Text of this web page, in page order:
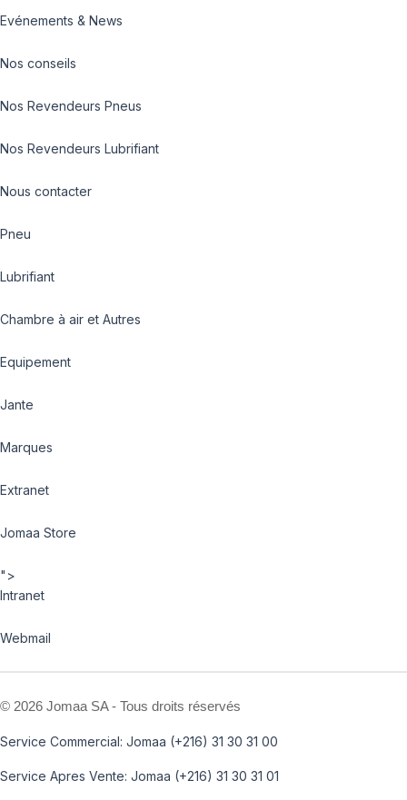
Evénements & News
Nos conseils
Nos Revendeurs Pneus
Nos Revendeurs Lubrifiant
Nous contacter
Pneu
Lubrifiant
Chambre à air et Autres
Equipement
Jante
Marques
Extranet
Jomaa Store
">
Intranet
Webmail
© 2026 Jomaa SA - Tous droits réservés
Service Commercial: Jomaa (+216) 31 30 31 00
Service Apres Vente: Jomaa (+216) 31 30 31 01